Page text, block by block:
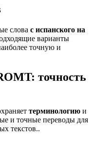
слова с испанского на
варианты
точную и
точность
терминологию и
и точные переводы для
текстов..